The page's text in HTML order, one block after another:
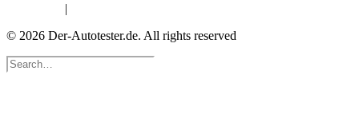
|
© 2026 Der-Autotester.de. All rights reserved